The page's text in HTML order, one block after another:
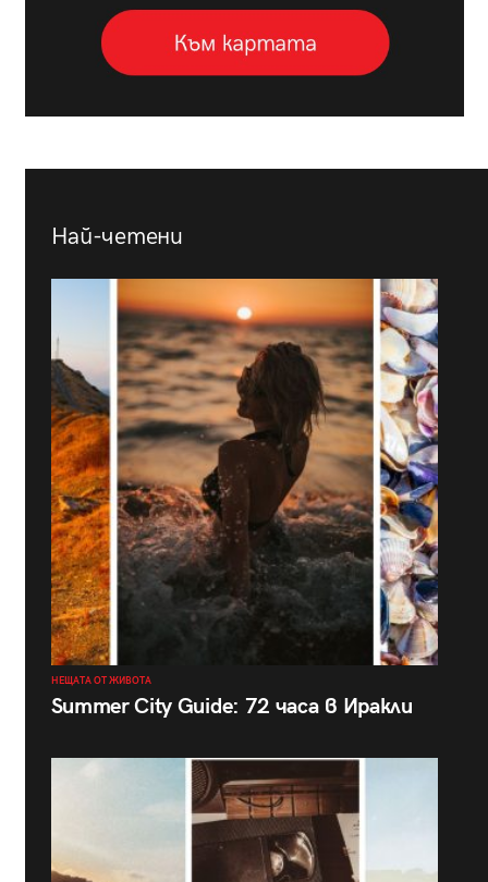
Най-четени
НЕЩАТА ОТ ЖИВОТА
Summer City Guide: 72 часа в Иракли